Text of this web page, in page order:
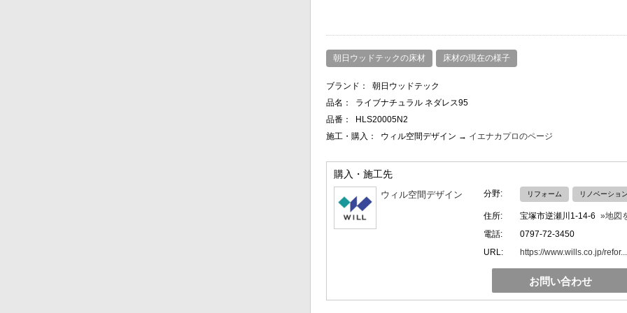
朝日ウッドテックの床材 床材の現在の様子
ブランド：
朝日ウッドテック
品名：
ライブナチュラル ネダレス95
品番：
HLS20005N2
施工・購入：
ウィル空間デザイン → イエナカプロのページ
購入・施工先
ウィル空間デザイン 分野: リフォーム リノベーション
住所: 宝塚市逆瀬川1-14-6 »地図
電話:
0797-72-3450
URL:
https://www.wills.co.jp/refor...
お問い合わせ